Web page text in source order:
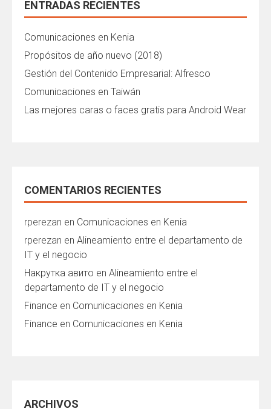
ENTRADAS RECIENTES
Comunicaciones en Kenia
Propósitos de año nuevo (2018)
Gestión del Contenido Empresarial: Alfresco
Comunicaciones en Taiwán
Las mejores caras o faces gratis para Android Wear
COMENTARIOS RECIENTES
rperezan en Comunicaciones en Kenia
rperezan en Alineamiento entre el departamento de
IT y el negocio
Накрутка авито en Alineamiento entre el
departamento de IT y el negocio
Finance en Comunicaciones en Kenia
Finance en Comunicaciones en Kenia
ARCHIVOS